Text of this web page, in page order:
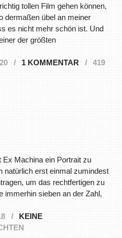
tollen Film gehen können,
dermaßen übel an meiner
es nicht mehr schön ist. Und
der größten
1 KOMMENTAR
419
Ex Machina ein Portrait zu
natürlich erst einmal zumindest
um das rechtfertigen zu
immerhin sieben an der Zahl,
KEINE